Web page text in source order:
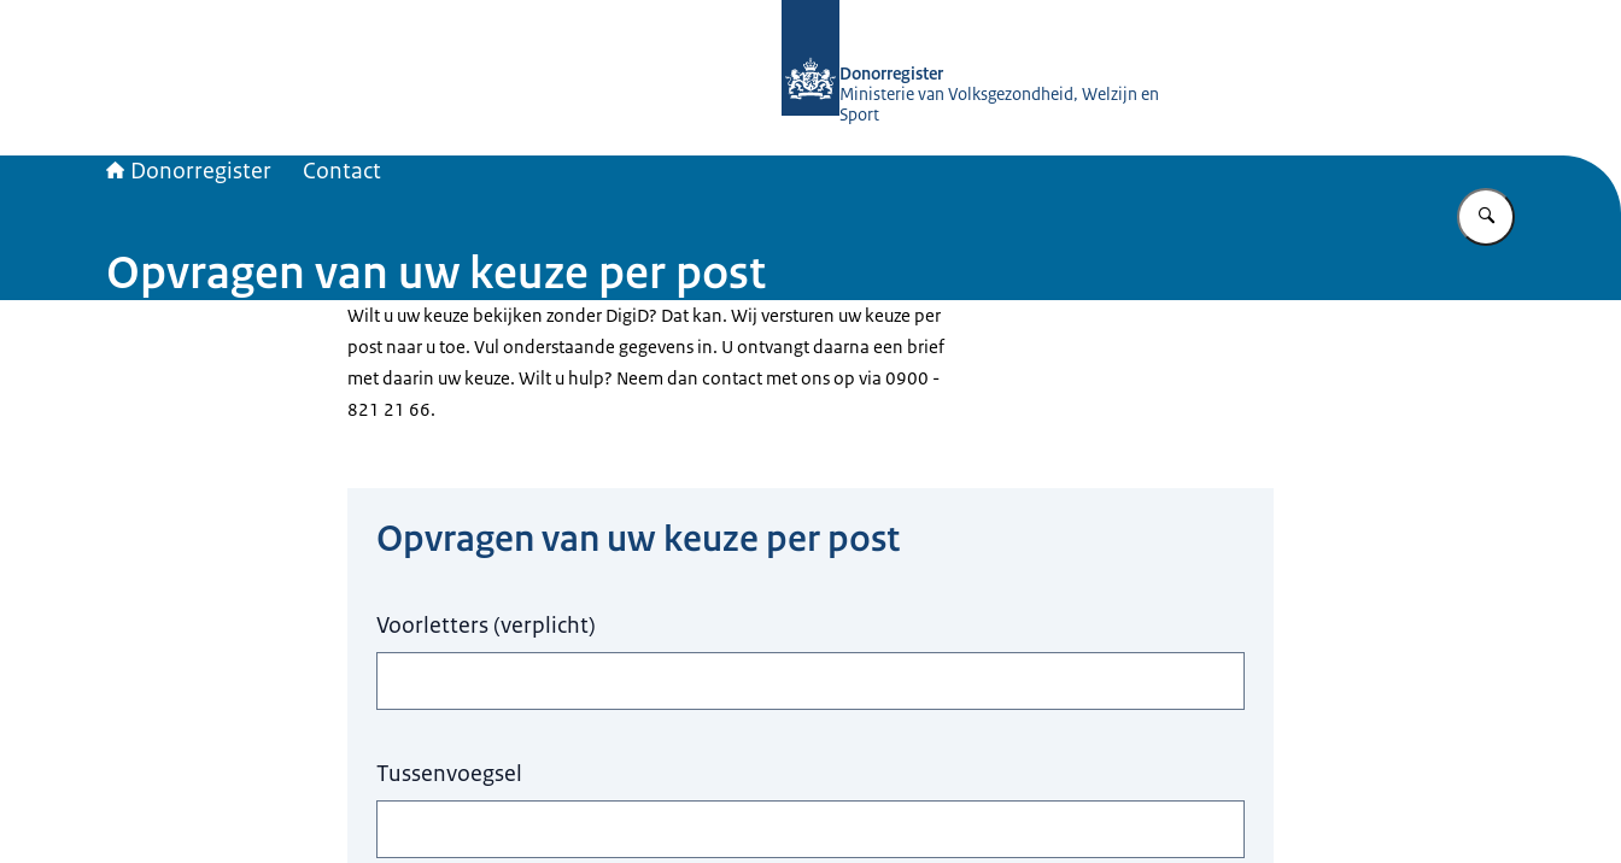
Donorregister
Ministerie van Volksgezondheid, Welzijn en
Sport
Donorregister Contact
Vul in wat u
Opvragen van uw keuze per post
Wilt u uw keuze bekijken zonder DigiD? Dat kan. Wij versturen uw keuze per
post naar u toe. Vul onderstaande gegevens in. U ontvangt daarna een brief
met daarin uw keuze. Wilt u hulp? Neem dan contact met ons op via 0900 -
821 21 66.
Opvragen van uw keuze per post
Voorletters (verplicht)
Tussenvoegsel
Hier niets invullen a.u.b.